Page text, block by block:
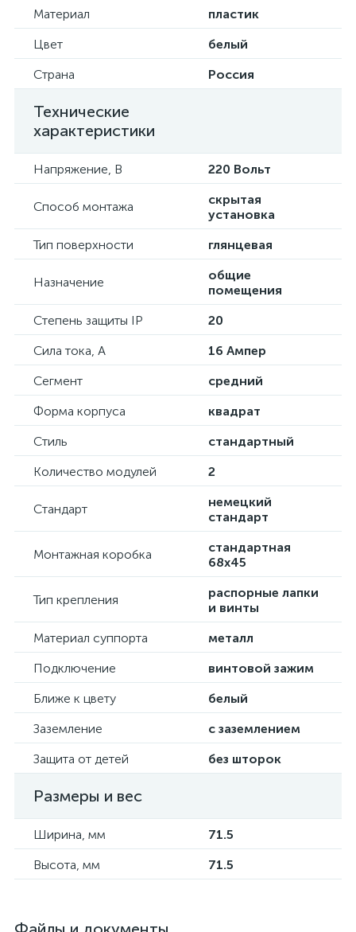
Материал
пластик
Цвет
белый
Страна
Россия
Технические
характеристики
Напряжение, В 220 Вольт
Способ монтажа
скрытая
установка
Тип поверхности
глянцевая
Назначение
общие
помещения
Степень защиты IP
20
Сила тока, А
16 Ампер
Сегмент
средний
Форма корпуса
квадрат
Стиль
стандартный
Количество модулей
2
Стандарт
немецкий
стандарт
Монтажная коробка
стандартная
68х45
Тип крепления
распорные лапки
и винты
Материал суппорта
металл
Подключение
винтовой зажим
Ближе к цвету
белый
Заземление
с заземлением
Защита от детей
без шторок
Размеры и вес
Ширина, мм
71.5
Высота, мм
71.5